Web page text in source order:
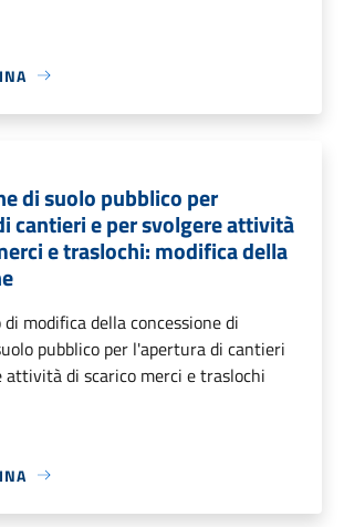
di suolo pubblico per
cantieri e per svolgere attività
e traslochi: modifica della
modifica della concessione di
pubblico per l'apertura di cantieri
attività di scarico merci e traslochi